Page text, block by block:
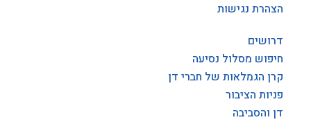
הצהרת נגישות
דרושים
חיפוש מסלול נסיעה
קרן הגמלאות של חברי דן
פניות הציבור
דן והסביבה